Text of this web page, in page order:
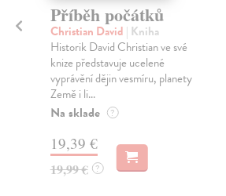
Příběh počátků
Christian David | Kniha
Historik David Christian ve své
knize představuje ucelené
vyprávění dějin vesmíru, planety
Země i li...
Na sklade ?
19,39 €
19,99 € ?